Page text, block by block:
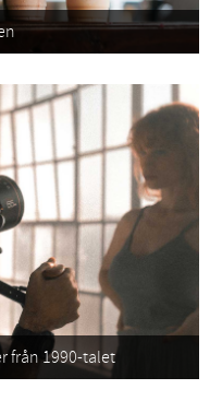
från 1990-talet